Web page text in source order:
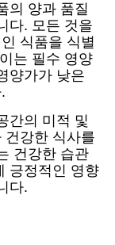
의 양과 품질
다. 모든 것을
식품을 식별
는 필수 영양
양가가 낮은
간의 미적 및
건강한 식사를
건강한 습관
긍정적인 영향
다.